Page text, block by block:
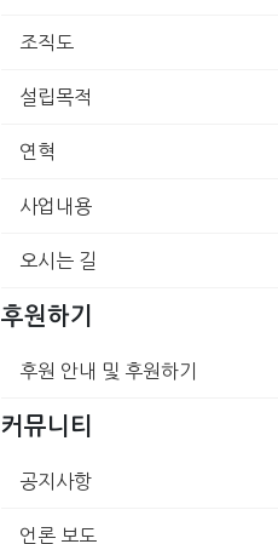
조직도
설립목적
연혁
사업내용
오시는 길
후원하기
후원 안내 및 후원하기
커뮤니티
공지사항
언론 보도